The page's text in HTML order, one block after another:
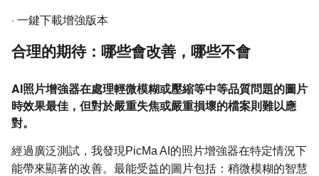
· 一鍵下載增強版本
合理的期待：哪些會改善，哪些不會
AI照片增強器在處理輕微模糊或壓縮等中等品質問題的圖片
時效果最佳，但對於嚴重失焦或嚴重損壞的檔案則難以應
對。
經過廣泛測試，我發現PicMa AI的照片增強器在特定情況下
能帶來顯著的改善。最能受益的圖片包括：稍微模糊的智慧